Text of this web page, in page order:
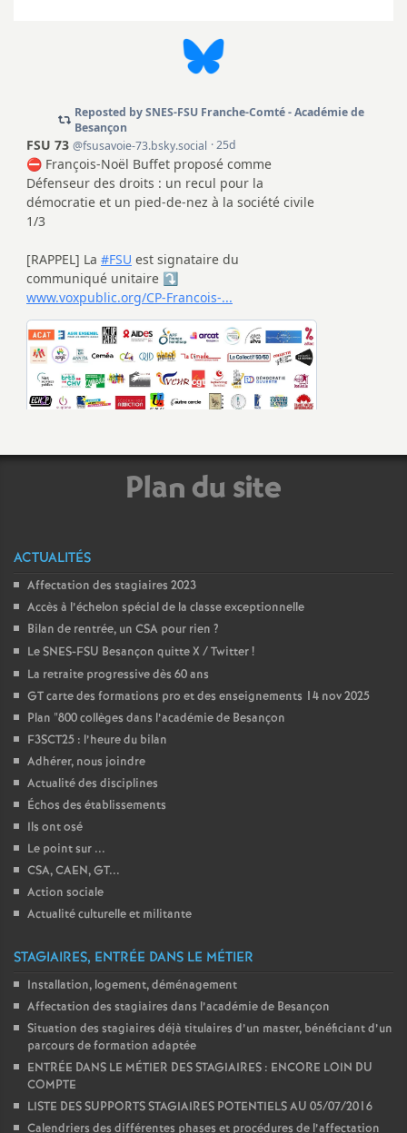
t
d
e
c
n
d
e
r
a
n
s
Plan du site
ACTUALITÉS
Affectation des stagiaires 2023
Accès à l’échelon spécial de la classe exceptionnelle
Bilan de rentrée, un CSA pour rien ?
Le SNES-FSU Besançon quitte X / Twitter!
La retraite progressive dès 60 ans
GT carte des formations pro et des enseignements 14 nov 2025
Plan "800 collèges dans l’académie de Besançon
F3SCT25 : l’heure du bilan
Adhérer, nous joindre
Actualité des disciplines
Échos des établissements
Ils ont osé
Le point sur ...
CSA, CAEN, GT...
Action sociale
Actualité culturelle et militante
STAGIAIRES, ENTRÉE DANS LE MÉTIER
Installation, logement, déménagement
Affectation des stagiaires dans l’académie de Besançon
Situation des stagiaires déjà titulaires d’un master, bénéficiant d’un
parcours de formation adaptée
ENTRÉE DANS LE MÉTIER DES STAGIAIRES : ENCORE LOIN DU
COMPTE
LISTE DES SUPPORTS STAGIAIRES POTENTIELS AU 05/07/2016
Calendriers des différentes phases et procédures de l’affectation